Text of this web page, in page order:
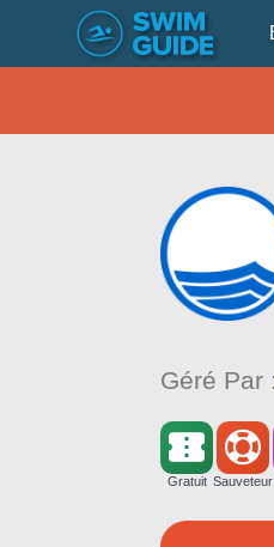
Géré Par :
Gratuit Sauveteur